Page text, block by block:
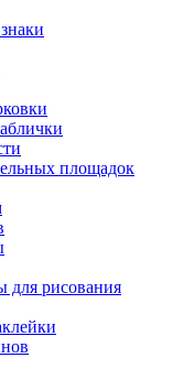
площадок
для рисования